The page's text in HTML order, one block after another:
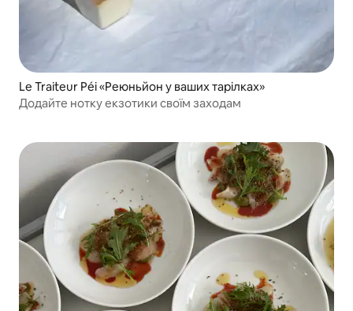
Le Traiteur Péi «Реюньйон у ваших тарілках»
Додайте нотку екзотики своїм заходам